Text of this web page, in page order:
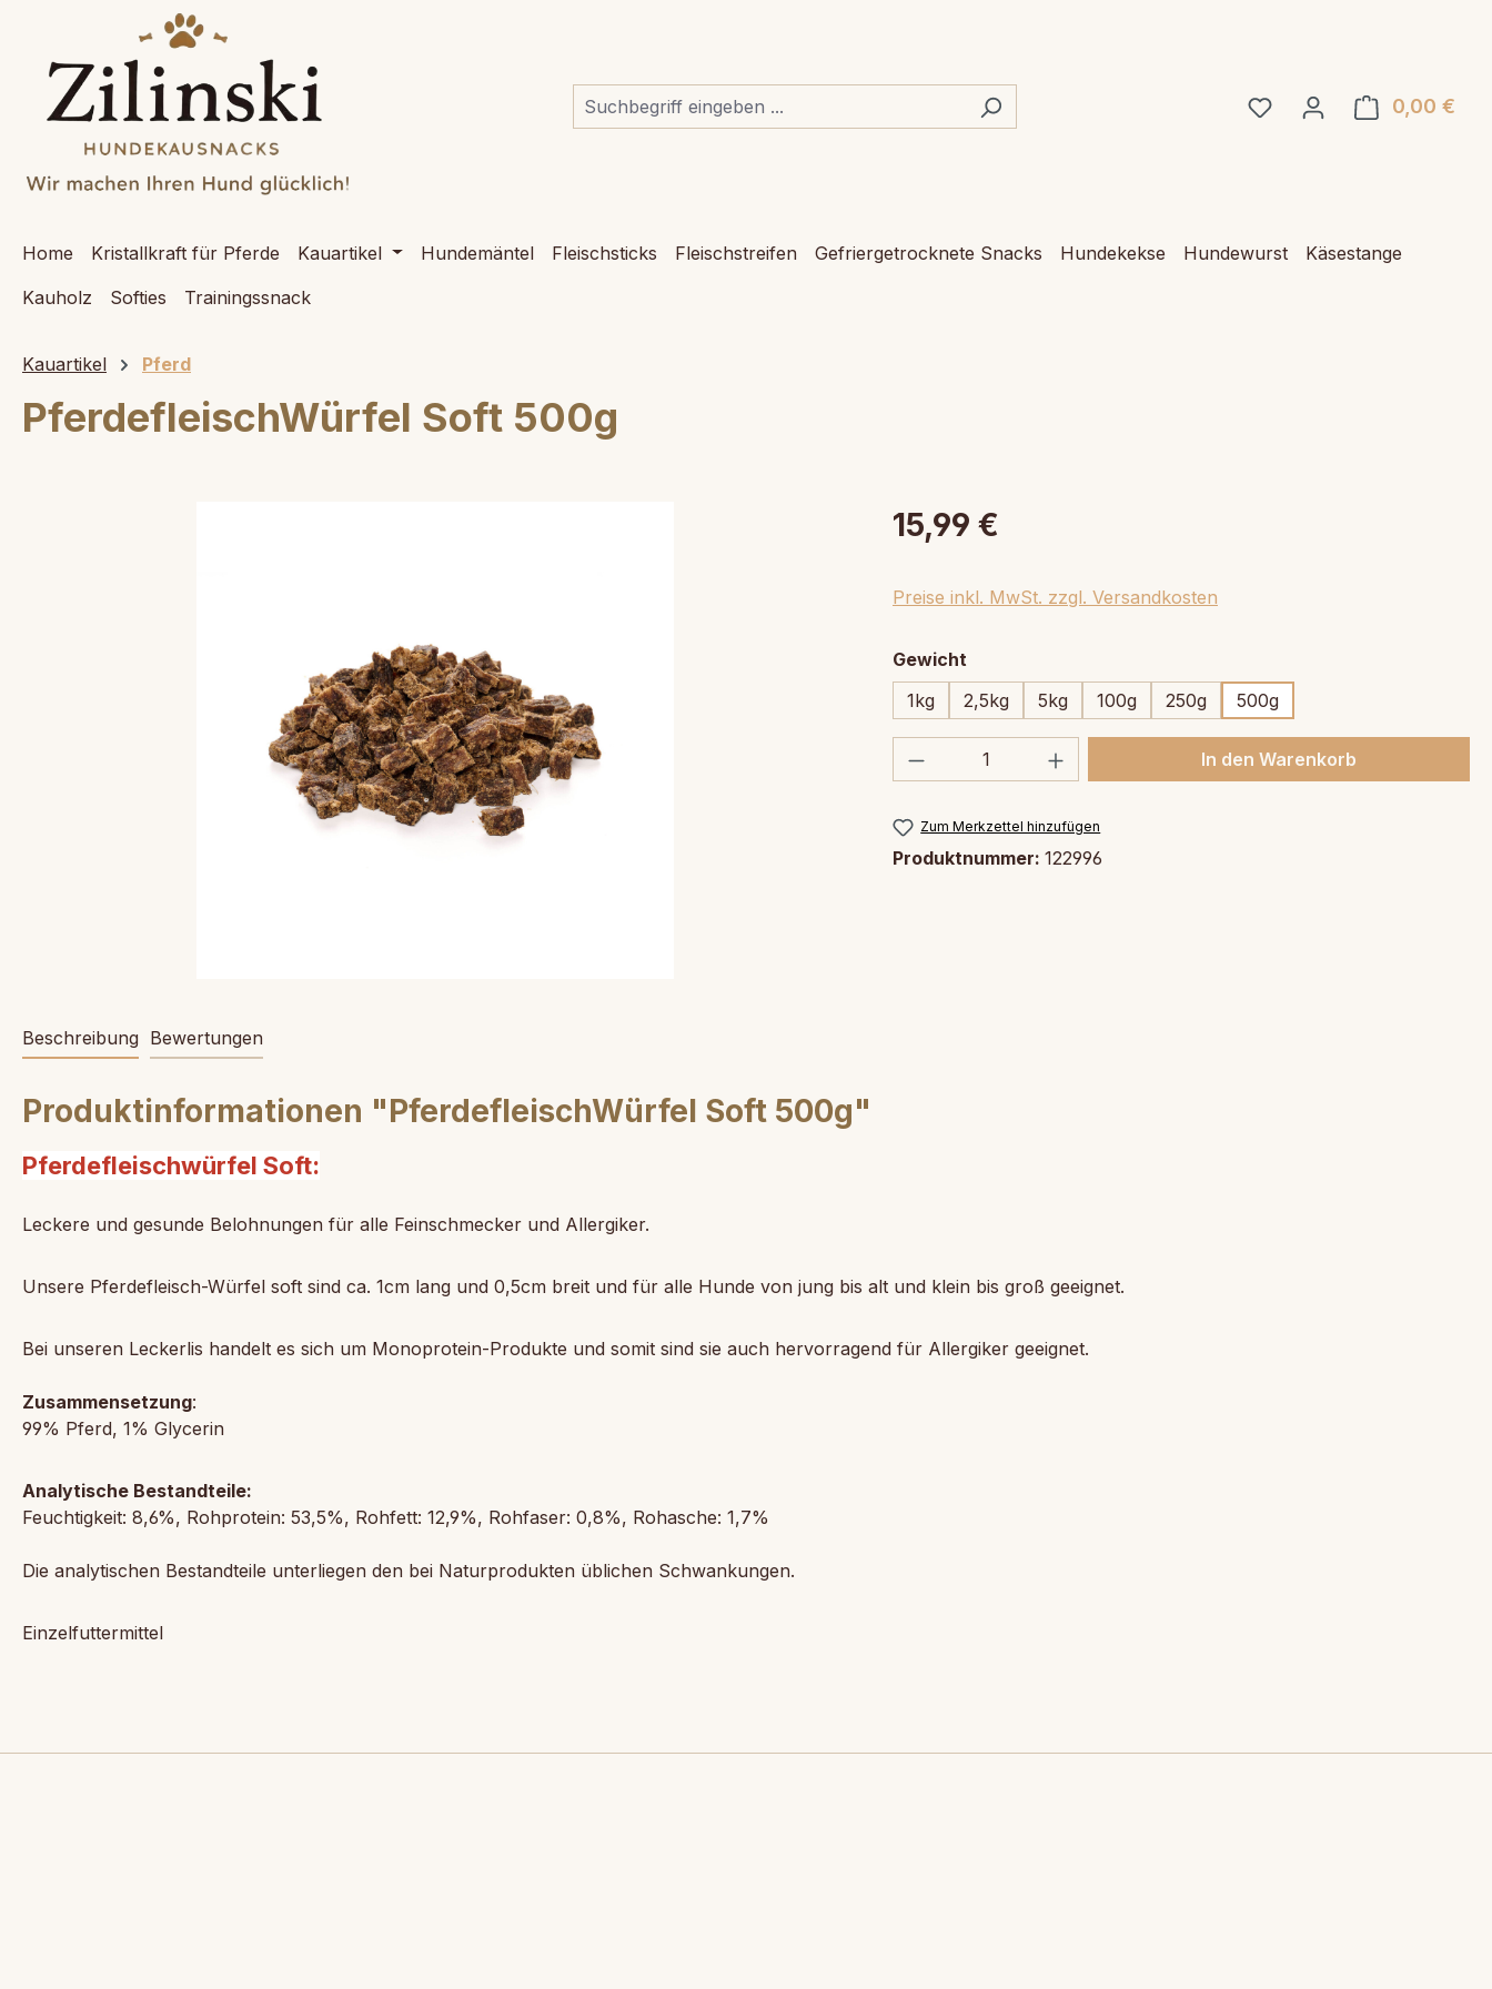
Zur Hauptnavigation springen
0,00 €
Home Kristallkraft für Pferde Kauartikel Hundemäntel Fleischsticks Fleischstreifen Gefriergetrocknete Snacks Hundekekse Hundewurst
Käsestange
Kauholz
Softies Trainingssnack
Kauartikel Pferd
PferdefleischWürfel Soft 500g
15,99 €
Preise inkl. MwSt. zzgl. Versandkosten
Gewicht
1kg
2,5kg 5kg 100g 250g 500g
Produkt Anzahl: Gib den gewünschten Wert
In den Warenkorb
Zum Merkzettel hinzufügen
Produktnummer: 122996
Beschreibung Bewertungen
Produktinformationen "PferdefleischWürfel Soft 500g"
Pferdefleischwürfel Soft:
Leckere und gesunde Belohnungen für alle Feinschmecker und Allergiker.
Unsere Pferdefleisch-Würfel soft sind ca. 1cm lang und 0,5cm breit und für alle Hunde von jung bis alt und klein bis groß geeignet.
Bei unseren Leckerlis handelt es sich um Monoprotein-Produkte und somit sind sie auch hervorragend für Allergiker geeignet.
Zusammensetzung:
99% Pferd, 1% Glycerin
Analytische Bestandteile:
Feuchtigkeit: 8,6%, Rohprotein: 53,5%, Rohfett: 12,9%, Rohfaser: 0,8%, Rohasche: 1,7%
Die analytischen Bestandteile unterliegen den bei Naturprodukten üblichen Schwankungen.
Einzelfuttermittel